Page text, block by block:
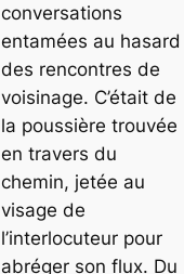
conversations
entamées au hasard
des rencontres de
voisinage. C’était de
la poussière trouvée
en travers du
chemin, jetée au
visage de
l’interlocuteur pour
abréger son flux. Du